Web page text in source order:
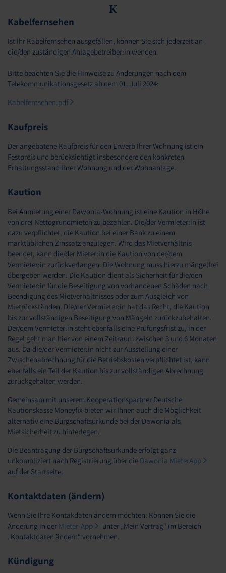
K
Kabelfernsehen
Ist Ihr Kabelfernsehen ausgefallen, können Sie sich jederzeit an
die/den zuständigen Anlagebetreiber:in wenden.
Bitte beachten Sie die Hinweise zu Änderungen nach dem
Telekommunikationsgesetz ab dem 01. Juli 2024:
Kabelfernsehen.pdf
Kaufpreis
Der angebotene Kaufpreis für den Erwerb Ihrer Wohnung ist ein
Festpreis und berücksichtigt insbesondere den konkreten
Erhaltungsstand Ihrer Wohnung und der Wohnanlage.
Kaution
Bei Anmietung einer Dawonia-Wohnung ist eine Kaution in Höhe
von drei Nettogrundmieten zu bezahlen. Die/der Vermieter:in ist
dazu verpflichtet, die Kaution bei einer Bank zu einem
marktüblichen Zinssatz anzulegen. Wird das Mietverhältnis
beendet, kann die/der Mieter:in die Kaution von der/dem
Vermieter:in zurückverlangen. Die Wohnung muss hierzu mängelfrei
übergeben werden. Die Kaution dient als Sicherheit für die/den
Vermieter:in für die Beseitigung von vorhandenen Schäden nach
Beendigung des Mietverhältnisses oder zum Ausgleich von
Mietrückständen. Die/der Vermieter:in hat das Recht, die Kaution
bis zur vollständigen Beseitigung von Mängeln zurückzubehalten.
Der/dem Vermieter:in steht ebenfalls eine Prüfungsfrist zu, in der
Regel geht man hier von einem Zeitraum zwischen 3 und 6 Monaten
aus. Da die/der Vermieter:in nicht zur Ausstellung einer
Zwischenabrechnung für die Betriebskosten verpflichtet ist, kann
ebenfalls ein Teil der Kaution bis zur vollständigen Abrechnung
zurückgehalten werden.
Gemeinsam mit unserem Kooperationspartner Deutsche
Kautionskasse Moneyfix bieten wir Ihnen auch die Möglichkeit
alternativ eine Bürgschaftsurkunde bei der Dawonia als
Mietsicherheit zu hinterlegen.
Die Beantragung der Bürgschaftsurkunde erfolgt ganz
unkompliziert nach Registrierung über die Dawonia MieterApp
auf der Startseite.
Kontaktdaten (ändern)
Wenn Sie Ihre Kontakdaten ändern möchten: Können Sie die
Änderung in der Mieter-App
unter „Mein Vertrag“ im Bereich
„Kontaktdaten ändern“ vornehmen.
Kündigung